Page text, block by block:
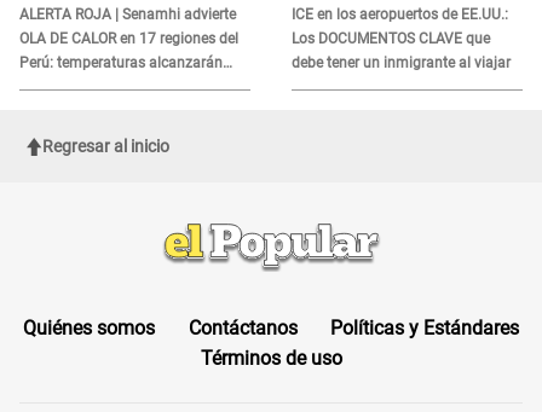
ALERTA ROJA | Senamhi advierte
OLA DE CALOR en 17 regiones del
Perú: temperaturas alcanzarán
hasta los 37 °C
ICE en los aeropuertos de EE.UU.:
Los DOCUMENTOS CLAVE que
debe tener un inmigrante al viajar
Regresar al inicio
Quiénes somos Contáctanos
Políticas y Estándares
Términos de uso